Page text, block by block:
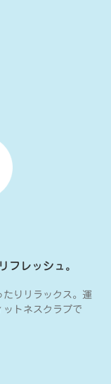
レッシュ。
たりリラックス。運
トネスクラブで